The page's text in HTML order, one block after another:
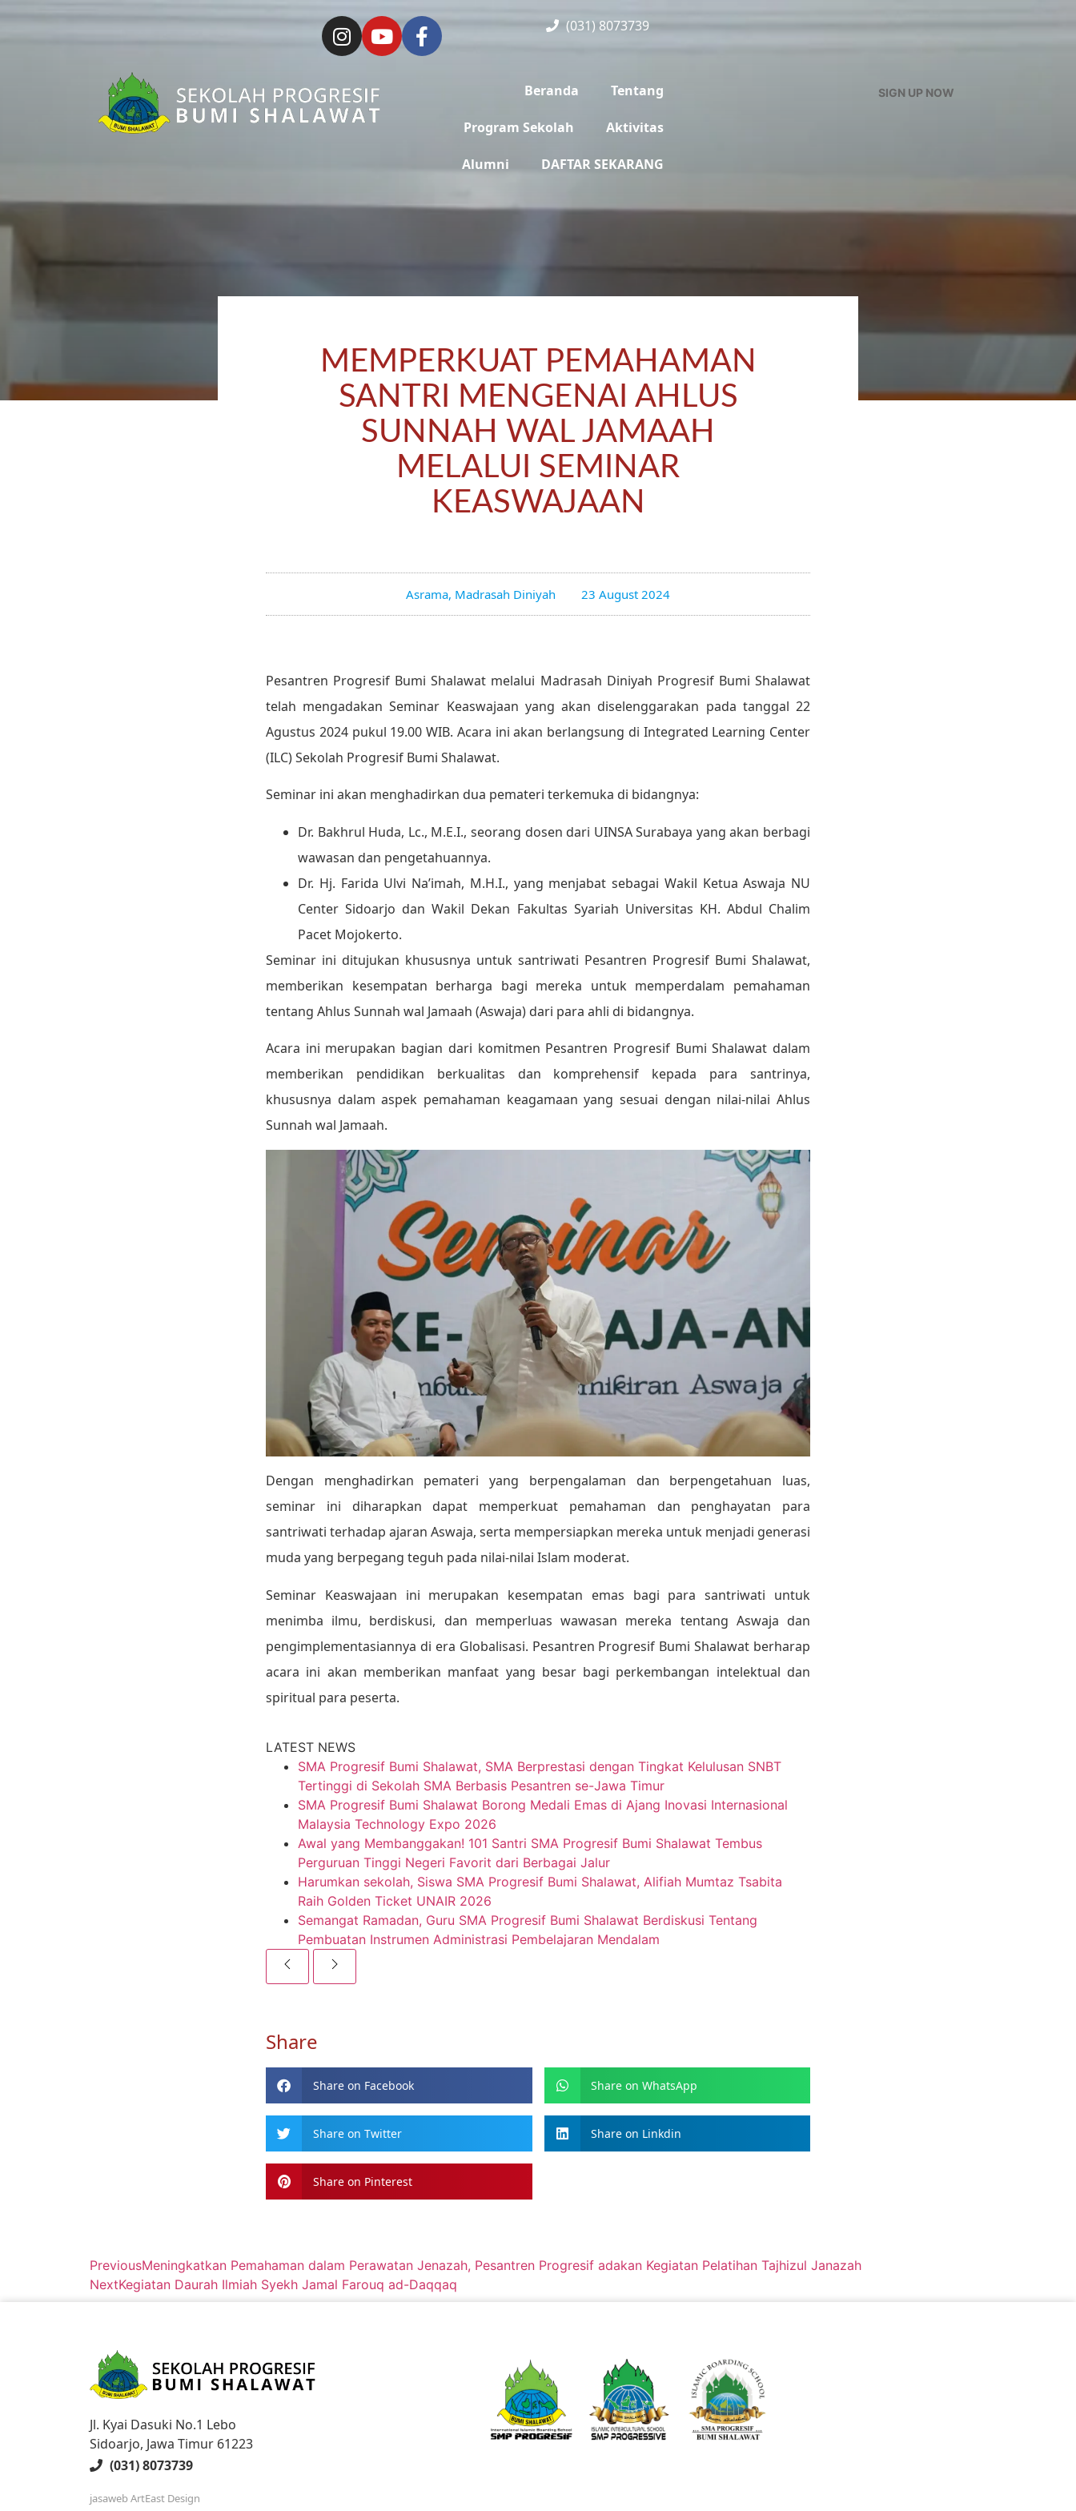
(031) 8073739
Beranda Tentang
Program Sekolah Aktivitas
Alumni DAFTAR SEKARANG
SIGN UP NOW
MEMPERKUAT PEMAHAMAN
SANTRI MENGENAI AHLUS
SUNNAH WAL JAMAAH
MELALUI SEMINAR
KEASWAJAAN
Asrama, Madrasah Diniyah 23 August 2024
Pesantren Progresif Bumi Shalawat melalui Madrasah Diniyah Progresif Bumi Shalawat
telah mengadakan Seminar Keaswajaan yang akan diselenggarakan pada tanggal 22
Agustus 2024 pukul 19.00 WIB. Acara ini akan berlangsung di Integrated Learning Center
(ILC) Sekolah Progresif Bumi Shalawat.
Seminar ini akan menghadirkan dua pemateri terkemuka di bidangnya:
Dr. Bakhrul Huda, Lc., M.E.I., seorang dosen dari UINSA Surabaya yang akan berbagi
wawasan dan pengetahuannya.
Dr. Hj. Farida Ulvi Na’imah, M.H.I., yang menjabat sebagai Wakil Ketua Aswaja NU
Center Sidoarjo dan Wakil Dekan Fakultas Syariah Universitas KH. Abdul Chalim
Pacet Mojokerto.
Seminar ini ditujukan khususnya untuk santriwati Pesantren Progresif Bumi Shalawat,
memberikan kesempatan berharga bagi mereka untuk memperdalam pemahaman
tentang Ahlus Sunnah wal Jamaah (Aswaja) dari para ahli di bidangnya.
Acara ini merupakan bagian dari komitmen Pesantren Progresif Bumi Shalawat dalam
memberikan pendidikan berkualitas dan komprehensif kepada para santrinya,
khususnya dalam aspek pemahaman keagamaan yang sesuai dengan nilai-nilai Ahlus
Sunnah wal Jamaah.
Dengan menghadirkan pemateri yang berpengalaman dan berpengetahuan luas,
seminar ini diharapkan dapat memperkuat pemahaman dan penghayatan para
santriwati terhadap ajaran Aswaja, serta mempersiapkan mereka untuk menjadi generasi
muda yang berpegang teguh pada nilai-nilai Islam moderat.
Seminar Keaswajaan ini merupakan kesempatan emas bagi para santriwati untuk
menimba ilmu, berdiskusi, dan memperluas wawasan mereka tentang Aswaja dan
pengimplementasiannya di era Globalisasi. Pesantren Progresif Bumi Shalawat berharap
acara ini akan memberikan manfaat yang besar bagi perkembangan intelektual dan
spiritual para peserta.
LATEST NEWS
SMA Progresif Bumi Shalawat, SMA Berprestasi dengan Tingkat Kelulusan SNBT
Tertinggi di Sekolah SMA Berbasis Pesantren se-Jawa Timur
SMA Progresif Bumi Shalawat Borong Medali Emas di Ajang Inovasi Internasional
Malaysia Technology Expo 2026
Awal yang Membanggakan! 101 Santri SMA Progresif Bumi Shalawat Tembus
Perguruan Tinggi Negeri Favorit dari Berbagai Jalur
Harumkan sekolah, Siswa SMA Progresif Bumi Shalawat, Alifiah Mumtaz Tsabita
Raih Golden Ticket UNAIR 2026
Semangat Ramadan, Guru SMA Progresif Bumi Shalawat Berdiskusi Tentang
Pembuatan Instrumen Administrasi Pembelajaran Mendalam
Share
Share on Facebook Share on WhatsApp
Share on Twitter Share on Linkdin
Share on Pinterest
PreviousMeningkatkan Pemahaman dalam Perawatan Jenazah, Pesantren Progresif adakan Kegiatan Pelatihan Tajhizul Janazah
NextKegiatan Daurah Ilmiah Syekh Jamal Farouq ad-Daqqaq
Jl. Kyai Dasuki No.1 Lebo
Sidoarjo, Jawa Timur 61223
(031) 8073739
jasawebArtEast Design